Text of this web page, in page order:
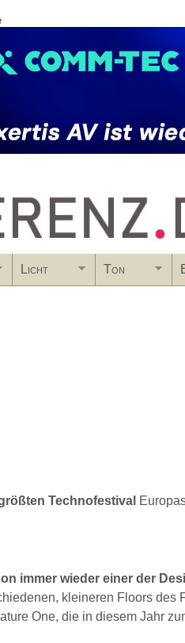
Licht Ton
Technofestival
immer wieder einer der
kleineren Floors des
One, die in diesem Jahr